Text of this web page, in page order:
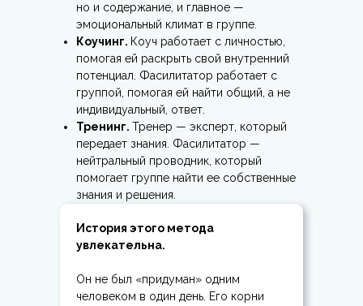
но и содержание, и главное —
эмоциональный климат в группе.
Коучинг. Коуч работает с личностью,
помогая ей раскрыть свой внутренний
потенциал. Фасилитатор работает с
группой, помогая ей найти общий, а не
индивидуальный, ответ.
Тренинг. Тренер — эксперт, который
передает знания. Фасилитатор —
нейтральный проводник, который
помогает группе найти ее собственные
знания и решения.
История этого метода
увлекательна.
Он не был «придуман» одним
человеком в один день. Его корни